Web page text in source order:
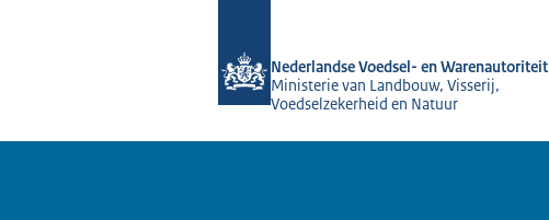
Nederlandse Voedsel- en Warenautoriteit
Ministerie van Landbouw, Visserij,
Voedselzekerheid en Natuur